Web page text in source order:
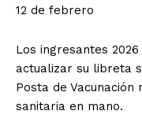
12 de febrero
Los ingresantes
actualizar su libreta
Posta de
sanitaria en mano.